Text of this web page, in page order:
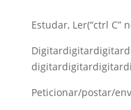
Estudar, Ler(“ctrl C”
Peticionar/postar/